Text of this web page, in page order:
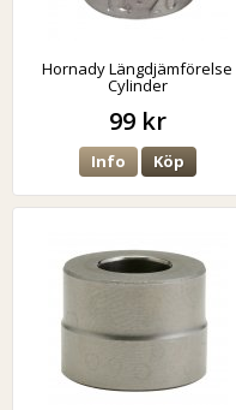
Hornady Längdjämförelse
Cylinder
99 kr
Info Köp